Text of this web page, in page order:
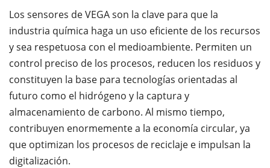
Los sensores de VEGA son la clave para que la
industria química haga un uso eficiente de los recursos
y sea respetuosa con el medioambiente. Permiten un
control preciso de los procesos, reducen los residuos y
constituyen la base para tecnologías orientadas al
futuro como el hidrógeno y la captura y
almacenamiento de carbono. Al mismo tiempo,
contribuyen enormemente a la economía circular, ya
que optimizan los procesos de reciclaje e impulsan la
digitalización.